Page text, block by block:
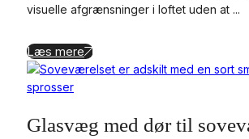
visuelle afgrænsninger i loftet uden at ...
Læs mere
Glasvæg med dør til